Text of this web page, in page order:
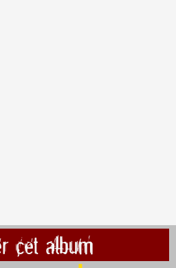
cet album